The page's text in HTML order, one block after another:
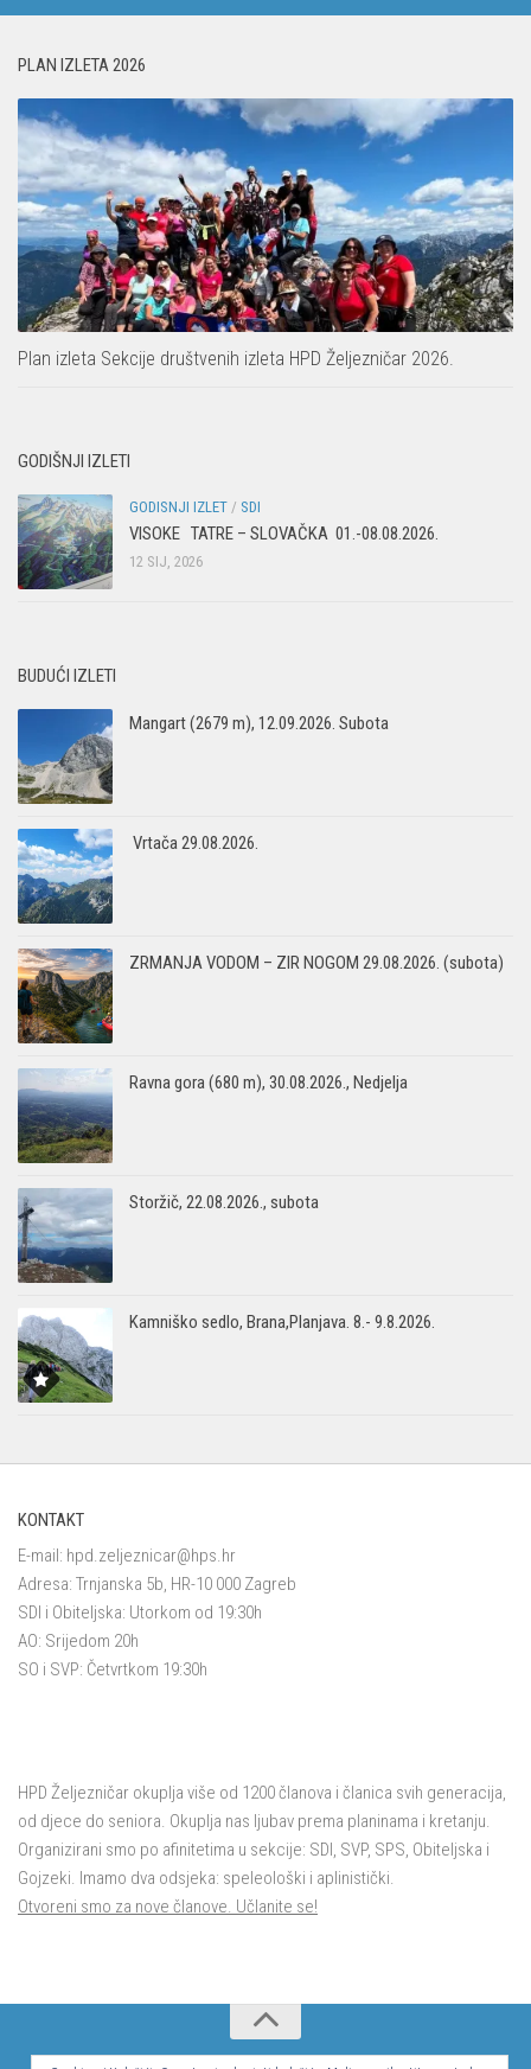
PLAN IZLETA 2026
Plan izleta Sekcije društvenih izleta HPD Željezničar 2026.
GODIŠNJI IZLETI
GODISNJI IZLET / SDI
VISOKE TATRE – SLOVAČKA 01.-08.08.2026.
12 SIJ, 2026
BUDUĆI IZLETI
Mangart (2679 m), 12.09.2026. Subota
Vrtača 29.08.2026.
ZRMANJA VODOM – ZIR NOGOM 29.08.2026. (subota)
Ravna gora (680 m), 30.08.2026., Nedjelja
Storžič, 22.08.2026., subota
Kamniško sedlo, Brana,Planjava. 8.- 9.8.2026.
KONTAKT
E-mail: hpd.zeljeznicar@hps.hr
Adresa: Trnjanska 5b, HR-10 000 Zagreb
SDI i Obiteljska: Utorkom od 19:30h
AO: Srijedom 20h
SO i SVP: Četvrtkom 19:30h
HPD Željezničar okuplja više od 1200 članova i članica svih generacija,
od djece do seniora. Okuplja nas ljubav prema planinama i kretanju.
Organizirani smo po afinitetima u sekcije: SDI, SVP, SPS, Obiteljska i
Gojzeki. Imamo dva odsjeka: speleološki i aplinistički.
Otvoreni smo za nove članove. Učlanite se!